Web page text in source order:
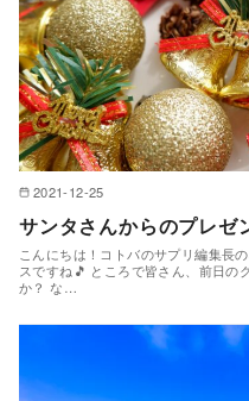
2021-12-25
サンタさんからのプレゼ
こんにちは！コトバのサプリ編集長
スですね🎵 ところで皆さん、前日の
か？ な…